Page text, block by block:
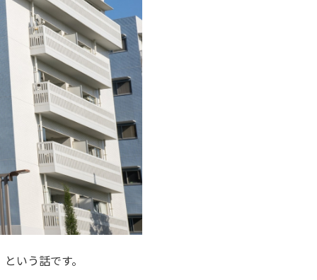
という話です。